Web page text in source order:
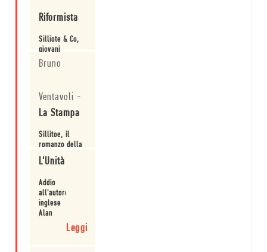
Riformista
Silliote & Co,
giovani
arrabbiati
Bruno
Ventavoli -
La Stampa
Sillitoe, il
romanzo della
rabbia
L'Unità
Addio
all'autore
inglese
Alan
Leggi